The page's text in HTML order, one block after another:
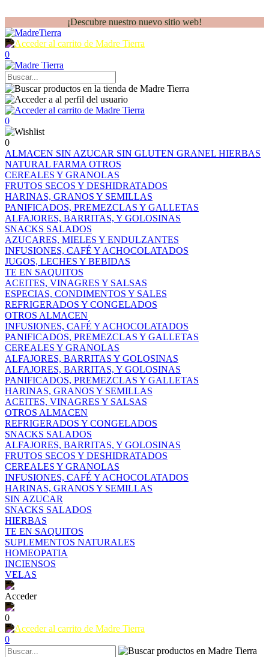
¡Descubre nuestro nuevo sitio web!
0
0
0
ALMACEN SIN AZUCAR SIN GLUTEN GRANEL HIERBAS
NATURAL FARMA OTROS
CEREALES Y GRANOLAS
FRUTOS SECOS Y DESHIDRATADOS
HARINAS, GRANOS Y SEMILLAS
PANIFICADOS, PREMEZCLAS Y GALLETAS
ALFAJORES, BARRITAS, Y GOLOSINAS
SNACKS SALADOS
AZUCARES, MIELES Y ENDULZANTES
INFUSIONES, CAFÉ Y ACHOCOLATADOS
JUGOS, LECHES Y BEBIDAS
TE EN SAQUITOS
ACEITES, VINAGRES Y SALSAS
ESPECIAS, CONDIMENTOS Y SALES
REFRIGERADOS Y CONGELADOS
OTROS ALMACEN
INFUSIONES, CAFÉ Y ACHOCOLATADOS
PANIFICADOS, PREMEZCLAS Y GALLETAS
CEREALES Y GRANOLAS
ALFAJORES, BARRITAS Y GOLOSINAS
ALFAJORES, BARRITAS, Y GOLOSINAS
PANIFICADOS, PREMEZCLAS Y GALLETAS
HARINAS, GRANOS Y SEMILLAS
ACEITES, VINAGRES Y SALSAS
OTROS ALMACEN
REFRIGERADOS Y CONGELADOS
SNACKS SALADOS
ALFAJORES, BARRITAS, Y GOLOSINAS
FRUTOS SECOS Y DESHIDRATADOS
CEREALES Y GRANOLAS
INFUSIONES, CAFÉ Y ACHOCOLATADOS
HARINAS, GRANOS Y SEMILLAS
SIN AZUCAR
SNACKS SALADOS
HIERBAS
TE EN SAQUITOS
SUPLEMENTOS NATURALES
HOMEOPATIA
INCIENSOS
VELAS
Acceder
0
0